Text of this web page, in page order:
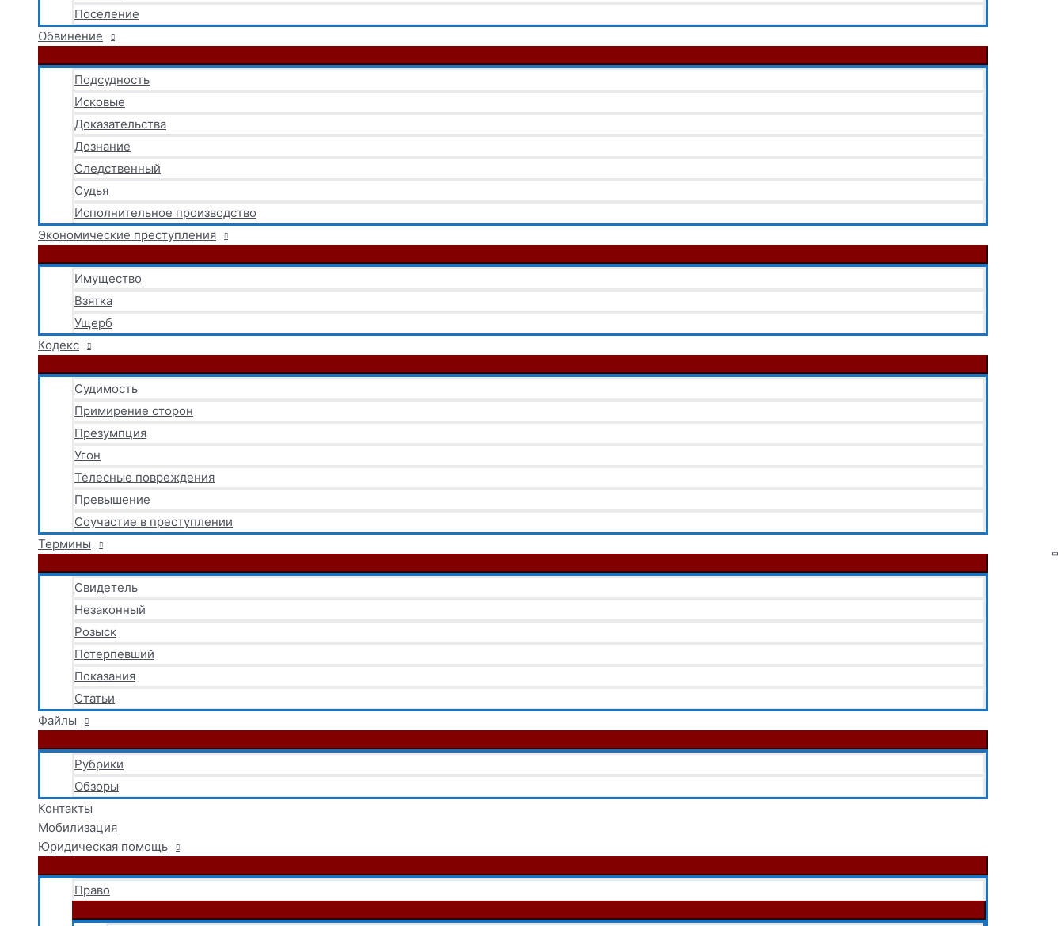
Поселение
Обвинение
Подсудность
Исковые
Доказательства
Дознание
Следственный
Судья
Исполнительное производство
Экономические преступления
Имущество
Взятка
Ущерб
Кодекс
Судимость
Примирение сторон
Презумпция
Угон
Телесные повреждения
Превышение
Соучастие в преступлении
Термины
Свидетель
Незаконный
Розыск
Потерпевший
Показания
Статьи
Файлы
Рубрики
Обзоры
Контакты
Мобилизация
Юридическая помощь
Право